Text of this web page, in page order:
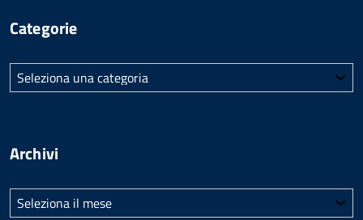
Categorie
Categorie
Archivi
Archivi